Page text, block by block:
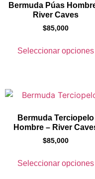
Bermuda Púas
River Caves
$85,000
Seleccionar opciones
Bermuda Terciopelo
Hombre – River
$85,000
Seleccionar opciones